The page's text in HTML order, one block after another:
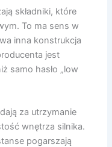
składniki, które
To ma sens w
inna konstrukcja
jest
samo hasło „low
za utrzymanie
wnętrza silnika.
pogarszają